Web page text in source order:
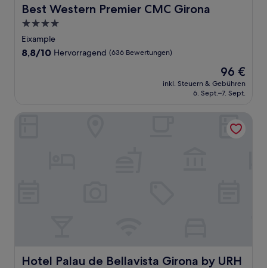
Best Western Premier CMC Girona
Best Western Premier CMC Girona
4.0-
Sterne-
Unterkunft
Eixample
8.8
8,8/10 Hervorragend (636 Bewertungen)
Der
Preis
beträgt
96 €
inkl. Steuern & Gebühren
6. Sept.–7. Sept.
Hotel Palau de Bellavista Girona by URH
Hotel Palau de Bellavista Girona by URH